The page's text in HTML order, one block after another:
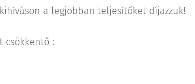
a legjobban teljesítőket díjazzuk!
csökkentő :